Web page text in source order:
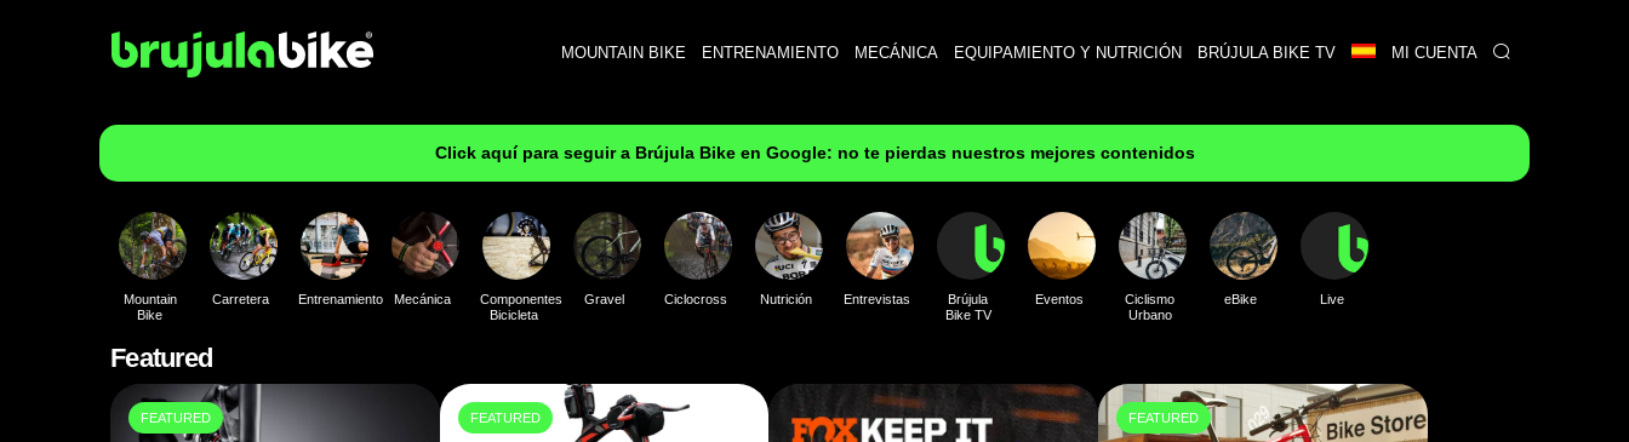
MOUNTAIN BIKE ENTRENAMIENTO MECÁNICA EQUIPAMIENTO Y NUTRICIÓN BRÚJULA BIKE TV MI CUENTA
Click aquí para seguir a Brújula Bike en Google: no te pierdas nuestros mejores contenidos
Mountain
Bike
Carretera Entrenamiento Mecánica
Componentes
Bicicleta
Gravel Ciclocross Nutrición Entrevistas
Brújula
Bike TV
Eventos
Ciclismo
Urbano
eBike Live
Featured
FEATURED FEATURED FEATURED